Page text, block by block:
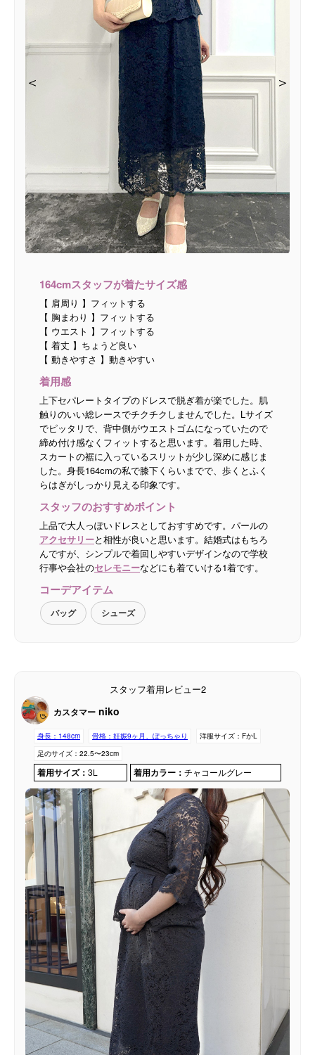
＜ ＞
＜ ＞
＜ ＞
＜ ＞
＜ ＞
164cmスタッフが着たサイズ感
【 肩周り 】フィットする
【 胸まわり 】フィットする
【 ウエスト 】フィットする
【 着丈 】ちょうど良い
【 動きやすさ 】動きやすい
着用感
上下セパレートタイプのドレスで脱ぎ着が楽でした。肌
触りのいい総レースでチクチクしませんでした。Lサイズ
でピッタリで、背中側がウエストゴムになっていたので
締め付け感なくフィットすると思います。着用した時、
スカートの裾に入っているスリットが少し深めに感じま
した。身長164cmの私で膝下くらいまでで、歩くとふく
らはぎがしっかり見える印象です。
スタッフのおすすめポイント
上品で大人っぽいドレスとしておすすめです。パールの
アクセサリーと相性が良いと思います。結婚式はもちろ
んですが、シンプルで着回しやすいデザインなので学校
行事や会社のセレモニーなどにも着ていける1着です。
コーデアイテム
バッグ シューズ
スタッフ着用レビュー2
カスタマー niko
身長： 148cm 骨格： 妊娠9ヶ月、ぽっちゃり 洋服サイズ： FかL
足のサイズ： 22.5〜23cm
着用サイズ： 3L 着用カラー： チャコールグレー